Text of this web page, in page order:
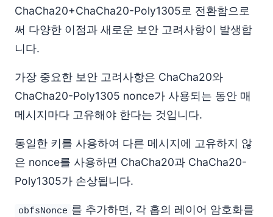
ChaCha20+ChaCha20-Poly1305로 전환함으로
써 다양한 이점과 새로운 보안 고려사항이 발생합
니다.
가장 중요한 보안 고려사항은 ChaCha20와
ChaCha20-Poly1305 nonce가 사용되는 동안 매
메시지마다 고유해야 한다는 것입니다.
동일한 키를 사용하여 다른 메시지에 고유하지 않
은 nonce를 사용하면 ChaCha20과 ChaCha20-
Poly1305가 손상됩니다.
obfsNonce 를 추가하면, 각 홉의 레이어 암호화를